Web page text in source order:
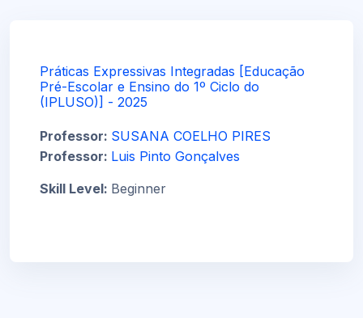
Práticas Expressivas Integradas [Educação
Pré-Escolar e Ensino do 1º Ciclo do
(IPLUSO)] - 2025
Professor: SUSANA COELHO PIRES
Professor: Luis Pinto Gonçalves
Skill Level: Beginner